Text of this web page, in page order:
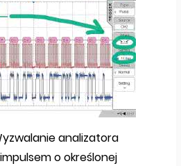
analizatora
o określonej